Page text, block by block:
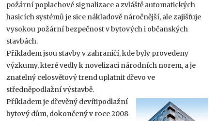
požární poplachové signalizace a zvláště automatických
hasicích systémů je sice nákladově náročnější, ale zajišťuje
vysokou požární bezpečnost v bytových i občanských
stavbách.
Příkladem jsou stavby v zahraničí, kde byly provedeny
výzkumy, které vedly k novelizaci národních norem, a je
znatelný celosvětový trend uplatnit dřevo ve
středněpodlažní výstavbě.
Příkladem je dřevěný devítipodlažní
bytový dům, dokončený v roce 2008